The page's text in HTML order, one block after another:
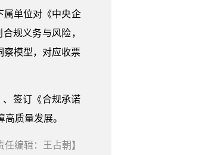
属单位对《中央企
规义务与风险，
察模型，对应收票
签订《合规承诺
质量发展。
任编辑：王占朝】